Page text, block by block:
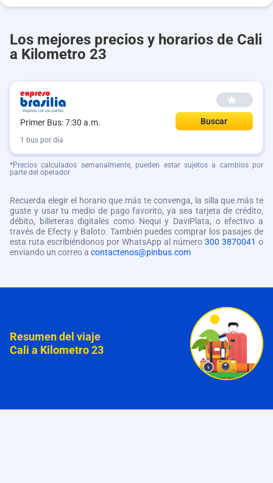
Los mejores precios y horarios de Cali
a Kilometro 23
Primer Bus: 7:30 a.m.
--
Buscar
1 bus por día
*Precios calculados semanalmente, pueden estar sujetos a cambios por
parte del operador
Recuerda elegir el horario que más te convenga, la silla que más te
guste y usar tu medio de pago favorito, ya sea tarjeta de crédito,
débito, billeteras digitales como Nequi y DaviPlata, o efectivo a
través de Efecty y Baloto. También puedes comprar los pasajes de
esta ruta escribiéndonos por WhatsApp al número 300 3870041 o
enviando un correo a contactenos@pinbus.com
Resumen del viaje
Cali a Kilometro 23